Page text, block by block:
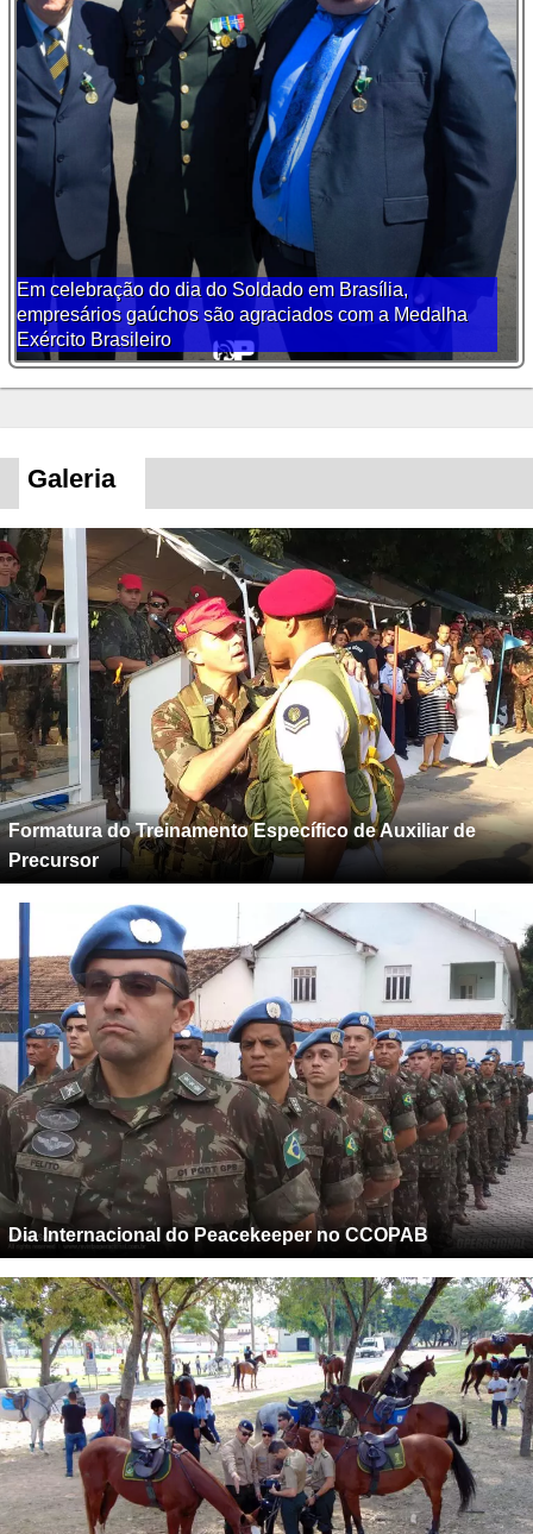
Em celebração do dia do Soldado em Brasília,
empresários gaúchos são agraciados com a Medalha
Exército Brasileiro
Galeria
Formatura do Treinamento Específico de Auxiliar de
Precursor
Dia Internacional do Peacekeeper no CCOPAB